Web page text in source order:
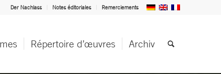
Der Nachlass Notes éditoriales Remerciements
Répertoire d’œuvres Archiv